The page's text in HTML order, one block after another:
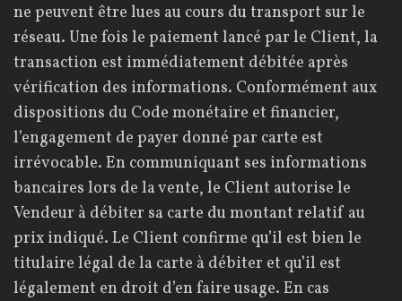
ne peuvent être lues au cours du transport sur le
réseau. Une fois le paiement lancé par le Client, la
transaction est immédiatement débitée après
vérification des informations. Conformément aux
dispositions du Code monétaire et financier,
l’engagement de payer donné par carte est
irrévocable. En communiquant ses informations
bancaires lors de la vente, le Client autorise le
Vendeur à débiter sa carte du montant relatif au
prix indiqué. Le Client confirme qu’il est bien le
titulaire légal de la carte à débiter et qu’il est
légalement en droit d’en faire usage. En cas